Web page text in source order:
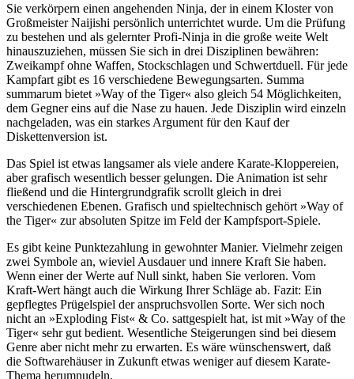
Sie verkörpern einen angehenden Ninja, der in einem Kloster von
Großmeister Naijishi persönlich unterrichtet wurde. Um die Prüfung
zu bestehen und als gelernter Profi-Ninja in die große weite Welt
hinauszuziehen, müssen Sie sich in drei Disziplinen bewähren:
Zweikampf ohne Waffen, Stockschlagen und Schwertduell. Für jede
Kampfart gibt es 16 verschiedene Bewegungsarten. Summa
summarum bietet »Way of the Tiger« also gleich 54 Möglichkeiten,
dem Gegner eins auf die Nase zu hauen. Jede Disziplin wird einzeln
nachgeladen, was ein starkes Argument für den Kauf der
Diskettenversion ist.
Das Spiel ist etwas langsamer als viele andere Karate-Kloppereien,
aber grafisch wesentlich besser gelungen. Die Animation ist sehr
fließend und die Hintergrundgrafik scrollt gleich in drei
verschiedenen Ebenen. Grafisch und spieltechnisch gehört »Way of
the Tiger« zur absoluten Spitze im Feld der Kampfsport-Spiele.
Es gibt keine Punktezahlung in gewohnter Manier. Vielmehr zeigen
zwei Symbole an, wieviel Ausdauer und innere Kraft Sie haben.
Wenn einer der Werte auf Null sinkt, haben Sie verloren. Vom
Kraft-Wert hängt auch die Wirkung Ihrer Schläge ab. Fazit: Ein
gepflegtes Prügelspiel der anspruchsvollen Sorte. Wer sich noch
nicht an »Exploding Fist« & Co. sattgespielt hat, ist mit »Way of the
Tiger« sehr gut bedient. Wesentliche Steigerungen sind bei diesem
Genre aber nicht mehr zu erwarten. Es wäre wünschenswert, daß
die Softwarehäuser in Zukunft etwas weniger auf diesem Karate-
Thema herumnudeln.